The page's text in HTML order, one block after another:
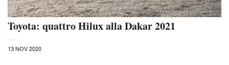
Toyota: quattro Hilux alla Dakar 2021
13 NOV 2020